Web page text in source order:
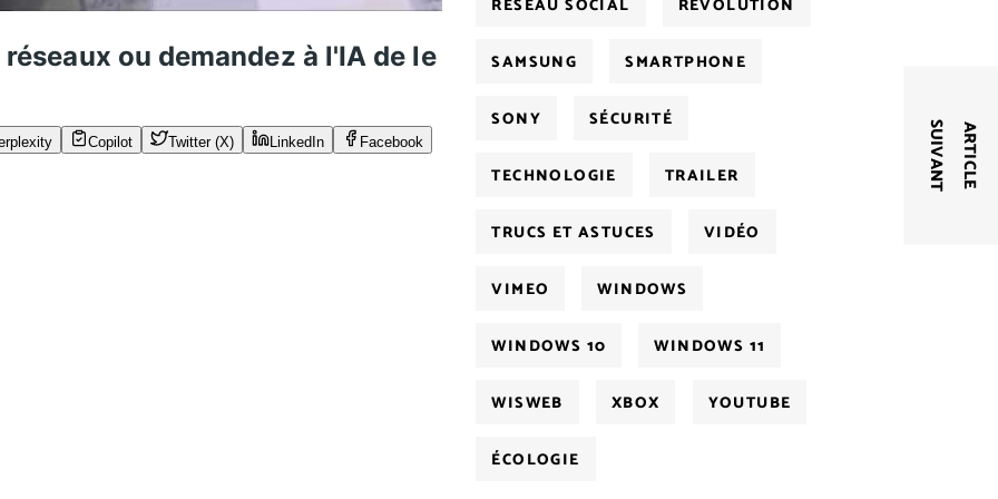
ou demandez à l'IA de le
Copilot Twitter (X) LinkedIn
Facebook
A
R
T
I
C
L
E
S
U
I
V
A
N
T
RÉSEAU SOCIAL RÉVOLUTION
SAMSUNG SMARTPHONE
SONY SÉCURITÉ
TECHNOLOGIE TRAILER
TRUCS ET ASTUCES VIDÉO
VIMEO WINDOWS
WINDOWS 10 WINDOWS 11
WISWEB XBOX YOUTUBE
ÉCOLOGIE